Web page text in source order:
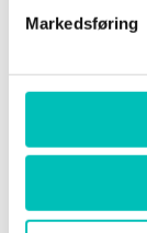
Markedsføring